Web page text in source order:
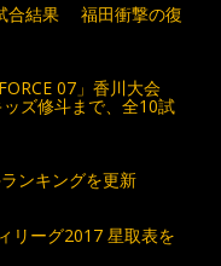
合結果 福田衝撃の復
07」香川大会
ズ修斗まで、全10試
ンキングを更新
リーグ2017 星取表を